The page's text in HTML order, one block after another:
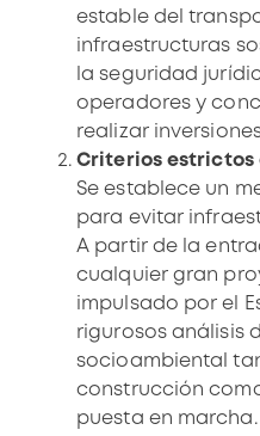
estable del
infraestructuras
la seguridad
operadores y
realizar
Criterios estrictos
Se establece un
para evitar
A partir de la
cualquier gran
impulsado por el
rigurosos análisis
socioambiental
construcción
puesta en marcha.